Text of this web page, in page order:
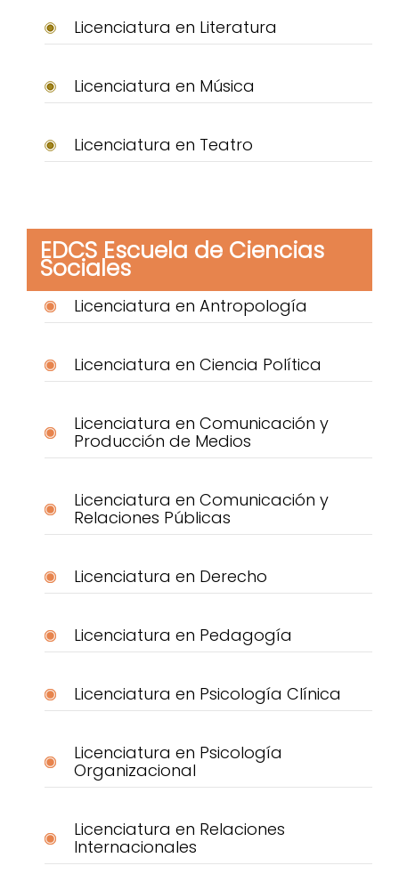
Licenciatura en Literatura
Licenciatura en Música
Licenciatura en Teatro
EDCS Escuela de Ciencias
Sociales
Licenciatura en Antropología
Licenciatura en Ciencia Política
Licenciatura en Comunicación y
Producción de Medios
Licenciatura en Comunicación y
Relaciones Públicas
Licenciatura en Derecho
Licenciatura en Pedagogía
Licenciatura en Psicología Clínica
Licenciatura en Psicología
Organizacional
Licenciatura en Relaciones
Internacionales